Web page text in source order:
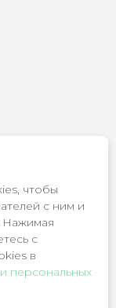
чтобы
с ним и
Нажимая
с
в
персональных